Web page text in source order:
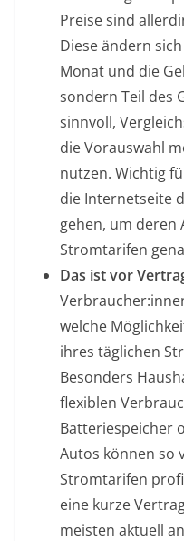
Preise sind
Diese ändern
Monat und die
sondern Teil des
sinnvoll,
die Vorauswahl
nutzen. Wichtig
die Internetseite
gehen, um deren
Stromtarifen
Das ist vor
welche
ihres täglichen
Besonders
flexiblen
Batteriespeicher
Autos können so
Stromtarifen
eine kurze
meisten aktuell